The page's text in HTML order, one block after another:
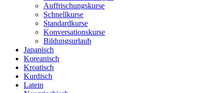
Auffrischungskurse
Schnellkurse
Standardkurse
Konversationskurse
Bildungsurlaub
Japanisch
Koreanisch
Kroatisch
Kurdisch
Latein